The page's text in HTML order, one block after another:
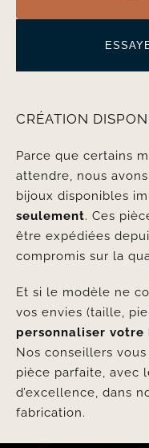
CRÉATION
Parce que certains
attendre, nous
bijoux disponibles
seulement. Ces
être expédiées
compromis sur la
Et si le modèle ne
vos envies (taille,
personnaliser votre
Nos conseillers
pièce parfaite, avec
d’excellence, dans
fabrication.